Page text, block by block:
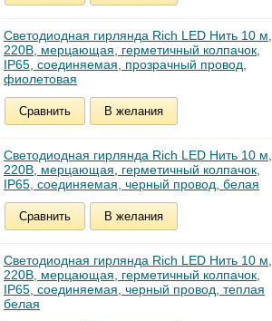
Светодиодная гирлянда Rich LED Нить 10 м,
220В, мерцающая, герметичный колпачок,
IP65, соединяемая, прозрачный провод,
фиолетовая
Сравнить В желания
Светодиодная гирлянда Rich LED Нить 10 м,
220В, мерцающая, герметичный колпачок,
IP65, соединяемая, черный провод, белая
Сравнить В желания
Светодиодная гирлянда Rich LED Нить 10 м,
220В, мерцающая, герметичный колпачок,
IP65, соединяемая, черный провод, теплая
белая